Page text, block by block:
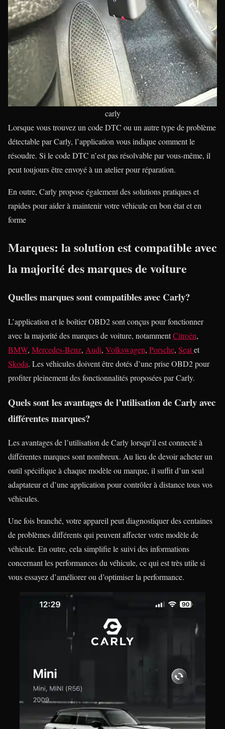
carly
Lorsque vous trouvez un code DTC ou un autre type de problème
détectable par Carly, l’application vous indique comment le
résoudre. Si le code DTC n’est pas résolvable par vous-même, il
peut toujours être envoyé à un atelier pour réparation.
En outre, Carly propose également des solutions pratiques et
rapides pour aider à maintenir votre véhicule en bon état et en
forme
Marques: la solution est compatible avec
la majorité des marques de voiture
Quelles marques sont compatibles avec Carly?
L’application et le boîtier OBD2 sont conçus pour fonctionner
avec la majorité des marques de voiture, notammentCitroën,
BMW, Mercedes-Benz, Audi, Volkswagen, Porsche, Seatet
Skoda. Les véhicules doivent être dotés d’une prise OBD2 pour
profiter pleinement des fonctionnalités proposées par Carly.
Quels sont les avantages de l’utilisation de Carly avec
différentes marques?
Les avantages de l’utilisation de Carly lorsqu’il est connecté à
différentes marques sont nombreux. Au lieu de devoir acheter un
outil spécifique à chaque modèle ou marque, il suffit d’un seul
adaptateur et d’une application pour contrôler à distance tous vos
véhicules.
Une fois branché, votre appareil peut diagnostiquer des centaines
de problèmes différents qui peuvent affecter votre modèle de
véhicule. En outre, cela simplifie le suivi des informations
concernant les performances du véhicule, ce qui est très utile si
vous essayez d’améliorer ou d’optimiser la performance.